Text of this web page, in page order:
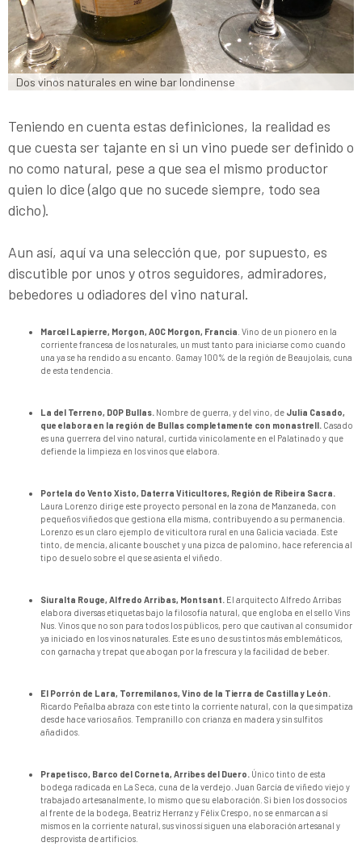
Dos vinos naturales en wine bar londinense
Teniendo en cuenta estas definiciones, la realidad es
que cuesta ser tajante en si un vino puede ser definido o
no como natural, pese a que sea el mismo productor
quien lo dice (algo que no sucede siempre, todo sea
dicho).
Aun así, aquí va una selección que, por supuesto, es
discutible por unos y otros seguidores, admiradores,
bebedores u odiadores del vino natural.
Marcel Lapierre, Morgon, AOC Morgon, Francia . Vino de un pionero en la
corriente francesa de los naturales, un must tanto para iniciarse como cuando
una ya se ha rendido a su encanto. Gamay 100% de la región de Beaujolais, cuna
de esta tendencia.
La del Terreno, DOP Bullas. Nombre de guerra, y del vino, de Julia Casado,
que elabora en la región de Bullas completamente con monastrell. Casado
es una guerrera del vino natural, curtida vinícolamente en el Palatinado y que
defiende la limpieza en los vinos que elabora.
Portela do Vento Xisto, Daterra Viticultores, Región de Ribeira Sacra.
Laura Lorenzo dirige este proyecto personal en la zona de Manzaneda, con
pequeños viñedos que gestiona ella misma, contribuyendo a su permanencia.
Lorenzo es un claro ejemplo de viticultora rural en una Galicia vaciada. Este
tinto, de mencía, alicante bouschet y una pizca de palomino, hace referencia al
tipo de suelo sobre el que se asienta el viñedo.
Siuralta Rouge, Alfredo Arribas, Montsant. El arquitecto Alfredo Arribas
elabora diversas etiquetas bajo la filosofía natural, que engloba en el sello Vins
Nus. Vinos que no son para todos los públicos, pero que cautivan al consumidor
ya iniciado en los vinos naturales. Este es uno de sus tintos más emblemáticos,
con garnacha y trepat que abogan por la frescura y la facilidad de beber.
El Porrón de Lara, Torremilanos, Vino de la Tierra de Castilla y León.
Ricardo Peñalba abraza con este tinto la corriente natural, con la que simpatiza
desde hace varios años. Tempranillo con crianza en madera y sin sulfitos
añadidos.
Prapetisco, Barco del Corneta, Arribes del Duero. Único tinto de esta
bodega radicada en La Seca, cuna de la verdejo. Juan García de viñedo viejo y
trabajado artesanalmente, lo mismo que su elaboración. Si bien los dos socios
al frente de la bodega, Beatriz Herranz y Félix Crespo, no se enmarcan a sí
mismos en la corriente natural, sus vinos sí siguen una elaboración artesanal y
desprovista de artificios.